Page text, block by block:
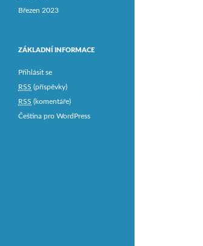
Březen 2023
ZÁKLADNÍ INFORMACE
Přihlásit se
RSS (příspěvky)
RSS (komentáře)
Čeština pro WordPress